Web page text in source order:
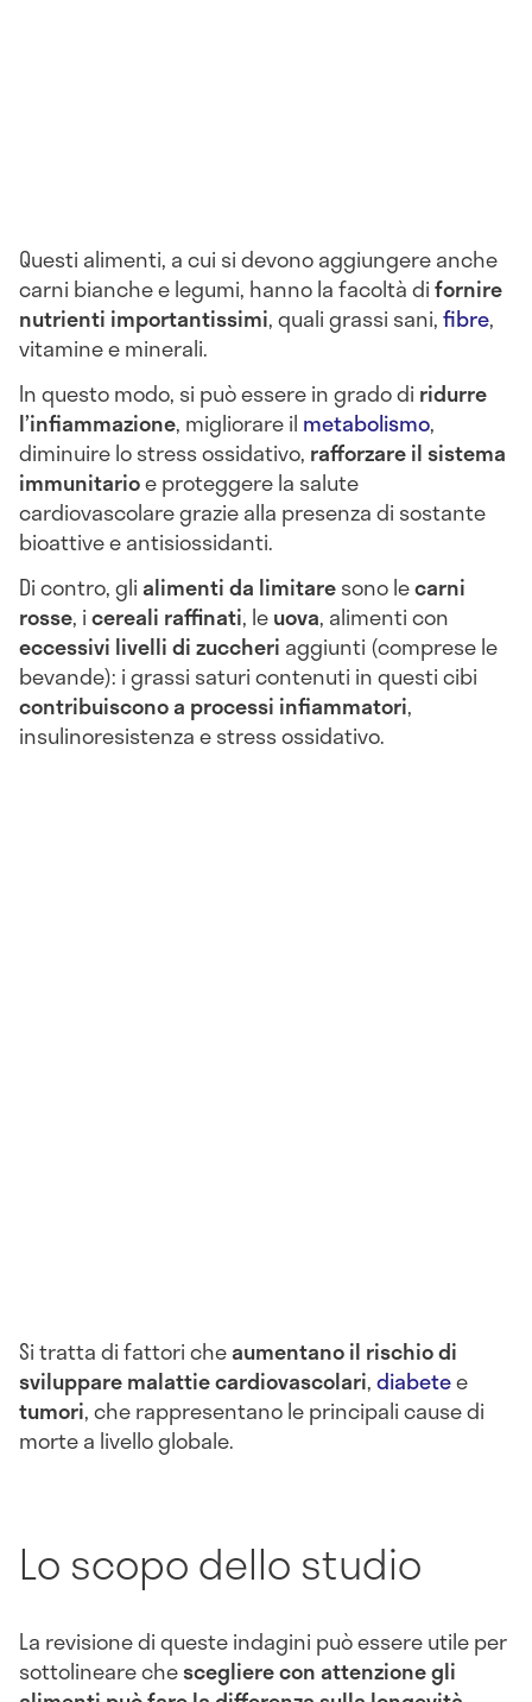
Questi alimenti, a cui si devono aggiungere anche
carni bianche e legumi, hanno la facoltà difornire
nutrienti importantissimi, quali grassi sani,fibre,
vitamine e minerali.
In questo modo, si può essere in grado di ridurre
l’infiammazione, migliorare il metabolismo,
diminuire lo stress ossidativo, rafforzare il sistema
immunitarioe proteggere la salute
cardiovascolare grazie alla presenza di sostante
bioattive e antisiossidanti.
Di contro, glialimenti da limitaresono lecarni
rosse, icereali raffinati, leuova, alimenti con
eccessivi livelli di zuccheri aggiunti (comprese le
bevande): i grassi saturi contenuti in questi cibi
contribuiscono a processi infiammatori,
insulinoresistenza e stress ossidativo.
Si tratta di fattori cheaumentano il rischio di
sviluppare malattie cardiovascolari,diabetee
tumori, che rappresentano le principali cause di
morte a livello globale.
Lo scopo dello studio
La revisione di queste indagini può essere utile per
sottolineare chescegliere con attenzione gli